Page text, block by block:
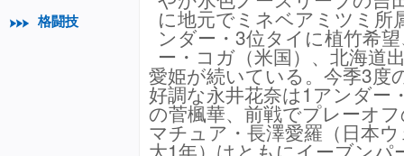
格闘技
に地元でミネベアミツミ所
ンダー・3位タイに植竹希
ー・コガ（米国）、北海道
愛姫が続いている。今季3度
好調な永井花奈は1アンダー
の菅楓華、前戦でプレーオ
マチュア・長澤愛羅（日本
大1年）はともにイーブンパ